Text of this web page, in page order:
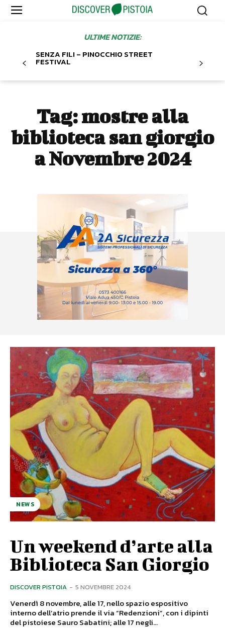
ULTIME NOTIZIE:
SENZA FILI – PINOCCHIO STREET
FESTIVAL
Tag:mostre alla
biblioteca san giorgio
a Novembre 2024
NEWS
Un weekend d’arte alla
Biblioteca San Giorgio
DISCOVER PISTOIA - 5 NOVEMBRE 2024
Venerdì 8 novembre, alle 17, nello spazio espositivo
interno dell’atrio prende il via “Redenzioni”, con i dipinti
del pistoiese Sauro Sabatini; alle 17 negli...